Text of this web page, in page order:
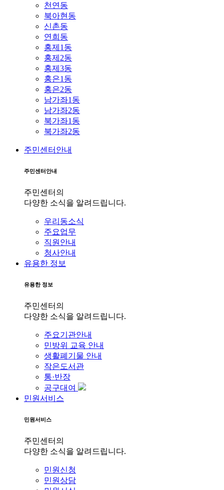
천연동
북아현동
신촌동
연희동
홍제1동
홍제2동
홍제3동
홍은1동
홍은2동
남가좌1동
남가좌2동
북가좌1동
북가좌2동
주민센터안내
주민센터안내
주민센터의
다양한 소식을 알려드립니다.
우리동소식
주요업무
직원안내
청사안내
유용한 정보
유용한 정보
주민센터의
다양한 소식을 알려드립니다.
주요기관안내
민방위 교육 안내
생활폐기물 안내
작은도서관
통·반장
공구대여
민원서비스
민원서비스
주민센터의
다양한 소식을 알려드립니다.
민원신청
민원상담